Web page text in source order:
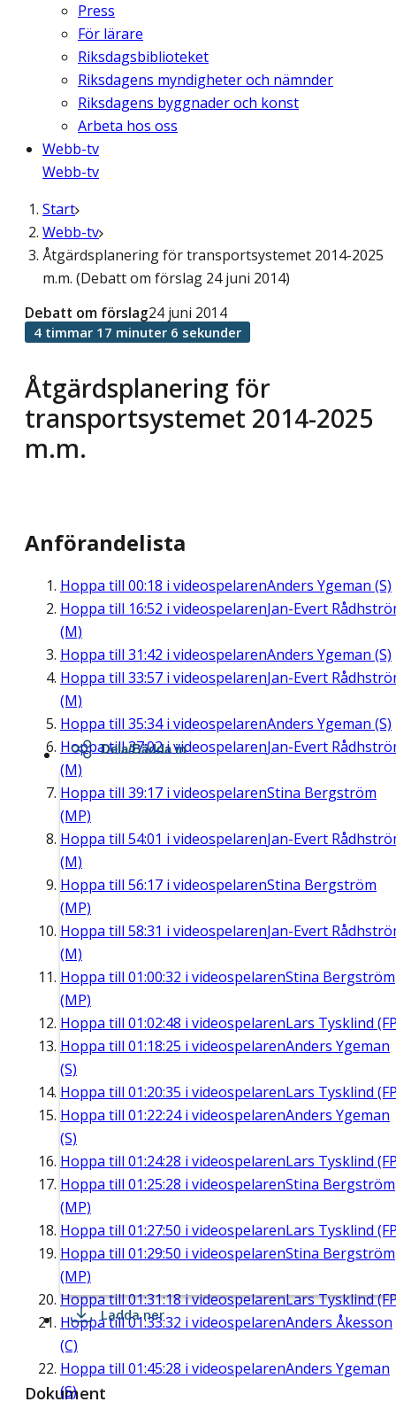
Press
För lärare
Riksdagsbiblioteket
Riksdagens myndigheter och nämnder
Riksdagens byggnader och konst
Arbeta hos oss
Webb-tv
Webb-tv
Start
Webb-tv
Åtgärdsplanering för transportsystemet 2014-2025
m.m. (Debatt om förslag 24 juni 2014)
Åtgärdsplanering för
transportsystemet 2014-2025
m.m.
Debatt om förslag24 juni 2014
4 timmar 17 minuter 6 sekunder
Anförandelista
Hoppa till 00:18 i videospelarenAnders Ygeman (S)
Hoppa till 16:52 i videospelarenJan-Evert
(M)
Hoppa till 31:42 i videospelarenAnders Ygeman (S)
Hoppa till 33:57 i videospelarenJan-Evert
(M)
Hoppa till 35:34i videospelarenAnders Ygeman (S)
Hoppa till37:02i videospelarenJan-Evert
(M)
Hoppa till 39:17 i videospelarenStina Bergström
(MP)
Hoppa till 54:01 i videospelarenJan-Evert
(M)
Hoppa till 56:17 i videospelarenStina Bergström
(MP)
Hoppa till 58:31 i videospelarenJan-Evert
(M)
Hoppa till 01:00:32 i videospelarenStina Bergström
(MP)
Hoppa till 01:02:48 i videospelarenLars Tysklind
Hoppa till 01:18:25 i videospelarenAnders Ygeman
(S)
Hoppa till 01:20:35 i videospelarenLars Tysklind
Hoppa till 01:22:24i videospelarenAnders Ygeman
(S)
Hoppa till 01:24:28 i videospelarenLars Tysklind
Hoppa till 01:25:28 i videospelarenStina Bergström
(MP)
Hoppa till 01:27:50 i videospelarenLars Tysklind
Hoppa till 01:29:50 i videospelarenStina Bergström
(MP)
Hoppa till01:31:18i videospelarenLars Tysklind
Hoppa till01:33:32 i videospelarenAnders Åkesson
(C)
Hoppa till 01:45:28 i videospelarenAnders Ygeman
(S)
Dela/Bädda in
Ladda ner
Dokument